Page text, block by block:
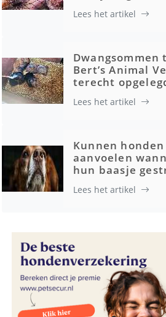
Lees het artikel
Dwangsommen
Bert’s Animal
terecht
Lees het artikel
Kunnen honden
aanvoelen
hun baasje
Lees het artikel